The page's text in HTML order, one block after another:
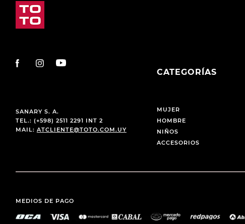
SANARY S. A.
TEL.: (+598) 2511 2291 INT 2
MAIL: ATCLIENTE@TOTO.COM.UY
CATEGORÍAS
MUJER
HOMBRE
NIÑOS
ACCESORIOS
MEDIOS DE PAGO